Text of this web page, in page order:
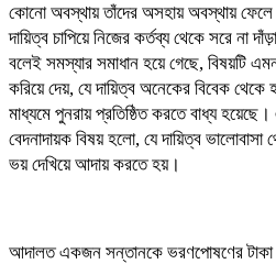
কোনো অবস্থায় তাঁদের অসহায় অবস্থায়
দায়িত্ব চাপিয়ে নিজের কর্তব্য থেকে সরে না
বলেই সমস্যার সমাধান হয়ে গেছে, বিষয়টি
করিয়ে দেয়, যে দায়িত্ব অনেকের বিবেক থেকে
মাধ্যমে পুনরায় প্রতিষ্ঠিত করতে বাধ্য
বেদনাদায়ক বিষয় হলো, যে দায়িত্ব
ভয় দেখিয়ে আদায় করতে হয়।
আদালত একজন সন্তানকে ভরণপোষণের টাকা